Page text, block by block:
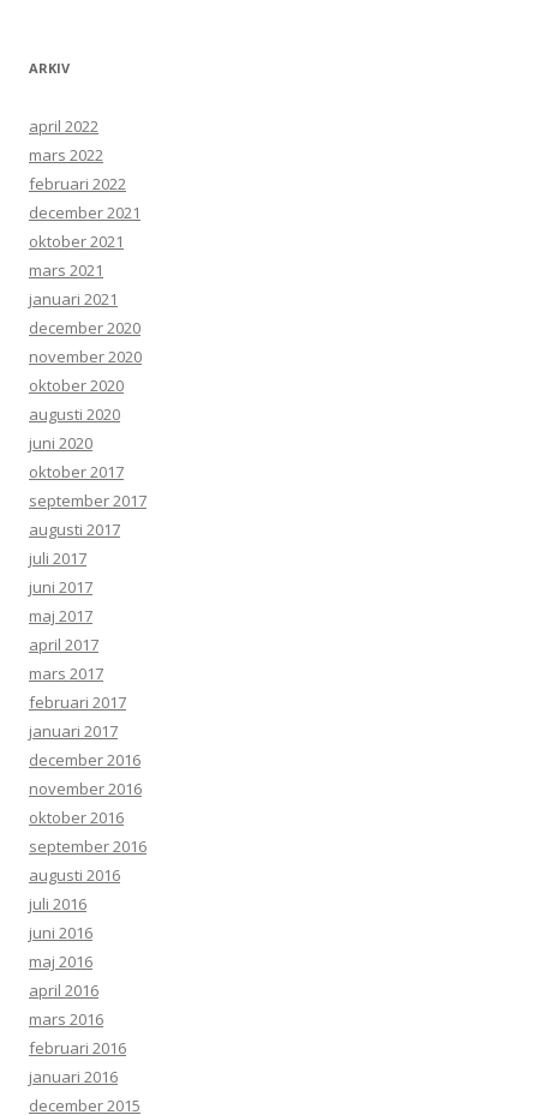
ARKIV
april 2022
mars 2022
februari 2022
december 2021
oktober 2021
mars 2021
januari 2021
december 2020
november 2020
oktober 2020
augusti 2020
juni 2020
oktober 2017
september 2017
augusti 2017
juli 2017
juni 2017
maj 2017
april 2017
mars 2017
februari 2017
januari 2017
december 2016
november 2016
oktober 2016
september 2016
augusti 2016
juli 2016
juni 2016
maj 2016
april 2016
mars 2016
februari 2016
januari 2016
december 2015